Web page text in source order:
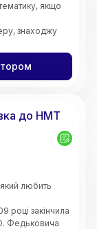
якщо
знаходжу
Моє
оцінки,
у власних
до НМТ
любить
році закінчила
Федьковича